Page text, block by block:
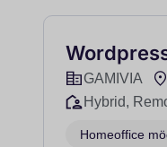
GAMIVIA
Hybrid,
Homeoffice